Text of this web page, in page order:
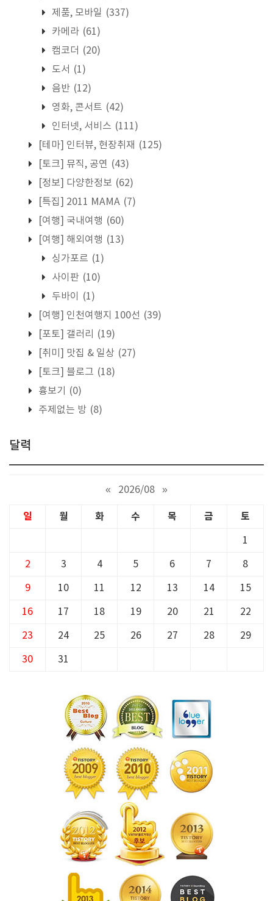
제품, 모바일 (337)
카메라 (61)
캠코더 (20)
도서 (1)
음반 (12)
영화, 콘서트 (42)
인터넷, 서비스 (111)
[테마] 인터뷰, 현장취재 (125)
[토크] 뮤직, 공연 (43)
[정보] 다양한정보 (62)
[특집] 2011 MAMA (7)
[여행] 국내여행 (60)
[여행] 해외여행 (13)
싱가포르 (1)
사이판 (10)
두바이
(1)
[여행] 인천여행지 100선 (39)
[포토] 갤러리
(19)
[취미] 맛집 & 일상 (27)
[토크] 블로그 (18)
흉보기
(0)
주제없는 방 (8)
달력
« 2026/08 »
일 월 화 수 목 금 토
1
2 3 4 5 6 7 8
9 10 11 12 13 14 15
16 17 18 19 20 21 22
23 24 25 26 27 28 29
30 31